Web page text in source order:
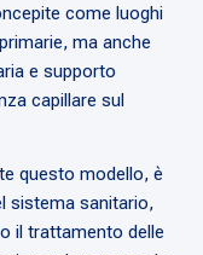
come luoghi
ma anche
e supporto
capillare sul
questo modello, è
sistema sanitario,
il trattamento delle